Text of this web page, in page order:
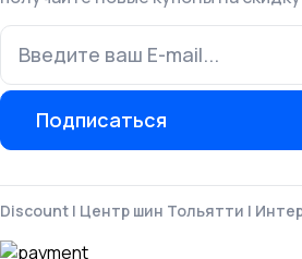
Подписаться
Discount | Центр шин Тольятти |